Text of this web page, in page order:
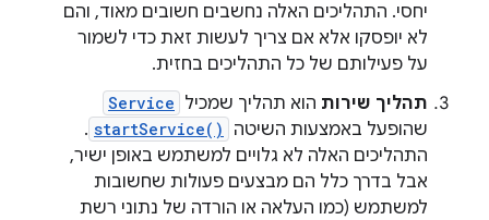
יחסי. התהליכים האלה נחשבים חשובים מאוד, והם
לא יופסקו אלא אם צריך לעשות זאת כדי לשמור
על פעילותם של כל התהליכים בחזית.
תהליך שירות הוא תהליך שמכיל Service
שהופעל באמצעות השיטה startService()
.
התהליכים האלה לא גלויים למשתמש באופן ישיר,
אבל בדרך כלל הם מבצעים פעולות שחשובות
למשתמש (כמו העלאה או הורדה של נתוני רשת